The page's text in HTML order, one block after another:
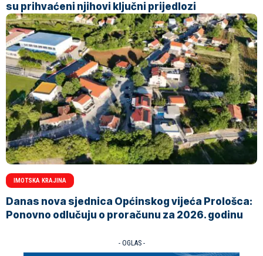
su prihvaćeni njihovi ključni prijedlozi
IMOTSKA KRAJINA
Danas nova sjednica Općinskog vijeća Prološca:
Ponovno odlučuju o proračunu za 2026. godinu
- OGLAS -